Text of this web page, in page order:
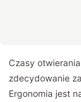
Czasy
zdecydowanie
Ergonomia jest